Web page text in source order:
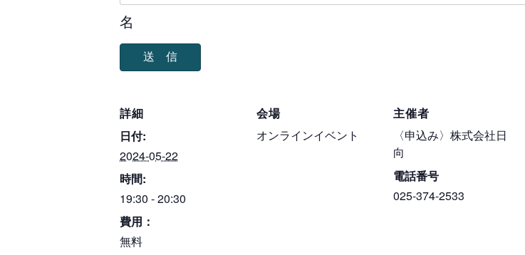
名
詳細
日付:
2024-05-22
時間:
19:30 - 20:30
費用：
無料
会場
オンラインイベント
主催者
〈申込み〉株式会社日
向
電話番号
025-374-2533